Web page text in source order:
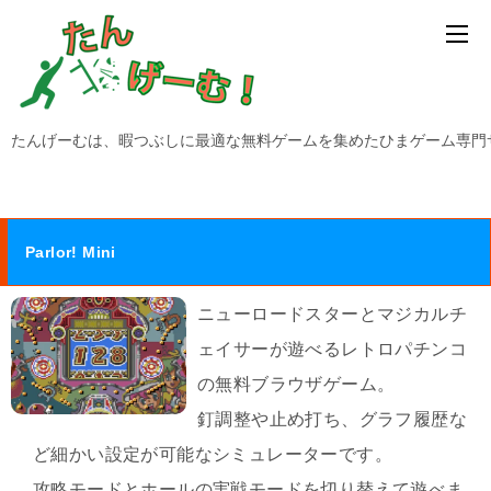
たんげーむは、暇つぶしに最適な無料ゲームを集めたひまゲーム専
Parlor! Mini
ニューロードスターとマジカルチ
ェイサーが遊べるレトロパチンコ
の無料ブラウザゲーム。
釘調整や止め打ち、グラフ履歴な
ど細かい設定が可能なシミュレーターです。